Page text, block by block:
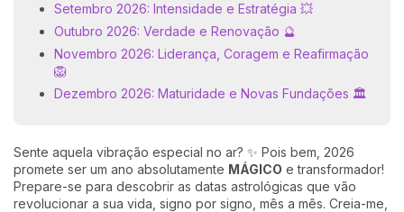
Setembro 2026: Intensidade e Estratégia 💥
Outubro 2026: Verdade e Renovação 🔮
Novembro 2026: Liderança, Coragem e Reafirmação
🦁
Dezembro 2026: Maturidade e Novas Fundações 🏛️
Sente aquela vibração especial no ar? ✨ Pois bem, 2026
promete ser um ano absolutamente MÁGICO e transformador!
Prepare-se para descobrir as datas astrológicas que vão
revolucionar a sua vida, signo por signo, mês a mês. Creia-me,